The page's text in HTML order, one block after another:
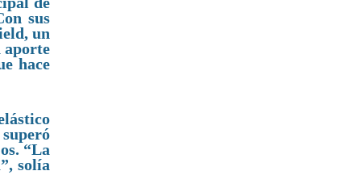
sus
un
aporte
hace
“La
solía